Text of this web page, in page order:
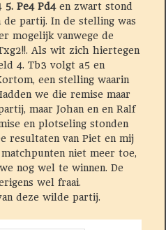
5. Pe4 Pd4en zwart stond
partij. In de stelling was
mogelijk vanwege de
Als wit zich hiertegen
4. Tb3 volgt a5 en
een stelling waarin
we die remise maar
maar Johan en en Ralf
en plotseling stonden
resultaten van Piet en mij
niet meer toe,
nog wel te winnen. De
wel fraai.
deze wilde partij.